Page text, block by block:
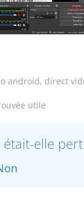
android, direct
utile
elle